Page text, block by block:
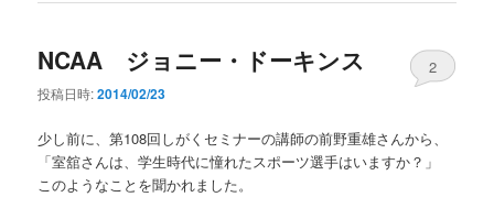
NCAA ジョニー・ドーキンス
投稿日時:2014/02/23
2
少し前に、第108回しがくセミナーの講師の前野重雄さんから、
「室舘さんは、学生時代に憧れたスポーツ選手はいますか？」
このようなことを聞かれました。